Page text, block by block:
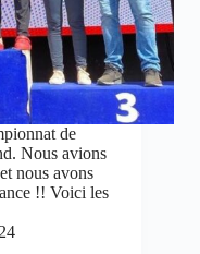
de
Nous avions
nous avons
!! Voici les